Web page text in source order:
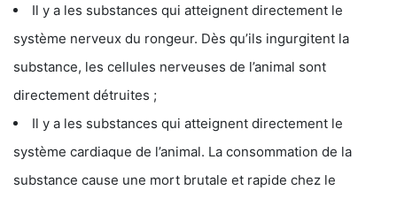
Il y a les substances qui atteignent directement le
système nerveux du rongeur. Dès qu’ils ingurgitent la
substance, les cellules nerveuses de l’animal sont
directement détruites ;
Il y a les substances qui atteignent directement le
système cardiaque de l’animal. La consommation de la
substance cause une mort brutale et rapide chez le